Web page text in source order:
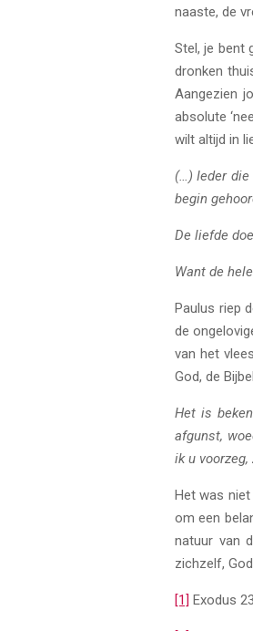
naaste, de
Stel, je bent
dronken
Aangezien
absolute
wilt altijd in
(…) Ieder
begin
De liefde
Want de
Paulus riep
de
van het
God, de
Het is
afgunst,
ik u
Het was
om een
natuur van
zichzelf,
[1] Exodus